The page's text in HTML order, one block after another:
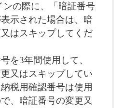
ンの際に、「暗証番号
示された場合は、暗
はスキップしてくだ
を3年間使用して、
又はスキップしてい
税用確認番号は使用
、暗証番号の変更又